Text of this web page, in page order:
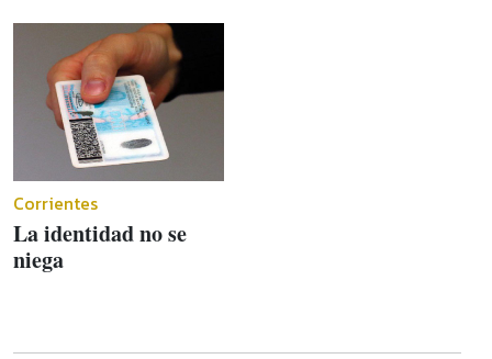
Corrientes
La identidad no se
niega